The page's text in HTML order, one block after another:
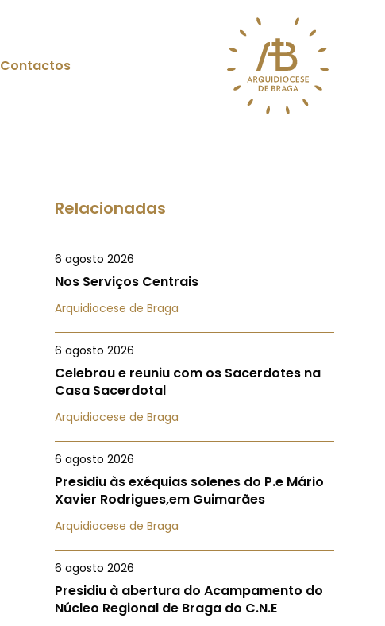
Contactos
Relacionadas
6 agosto 2026
Nos Serviços Centrais
Arquidiocese de Braga
6 agosto 2026
Celebrou e reuniu com os Sacerdotes na
Casa Sacerdotal
Arquidiocese de Braga
6 agosto 2026
Presidiu às exéquias solenes do P.e Mário
Xavier Rodrigues,em Guimarães
Arquidiocese de Braga
6 agosto 2026
Presidiu à abertura do Acampamento do
Núcleo Regional de Braga do C.N.E